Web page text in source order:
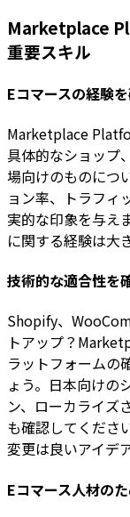
Marketplace
重要スキル
Eコマースの経験
Marketplace
具体的なショップ
場向けのものにつ
ョン率、トラフィ
実的な印象を与え
に関する経験は大
技術的な適合性を
Shopify、
トアップ？
ラットフォームの
ょう。日本向けの
ン、ローカライズ
も確認してくださ
変更は良いアイデ
Eコマース人材の